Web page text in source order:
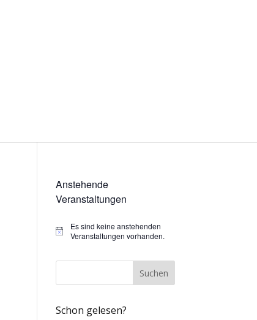
Anstehende
Veranstaltungen
Hinweis
Es sind keine anstehenden
Veranstaltungen vorhanden.
Schon gelesen?